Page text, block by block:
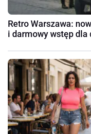
Retro Warszawa:
i darmowy wstęp dla